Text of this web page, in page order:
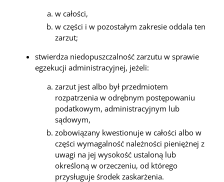
w całości,
w części i w pozostałym zakresie oddala ten
zarzut;
stwierdza niedopuszczalność zarzutu w sprawie
egzekucji administracyjnej, jeżeli:
zarzut jest albo był przedmiotem
rozpatrzenia w odrębnym postępowaniu
podatkowym, administracyjnym lub
sądowym,
zobowiązany kwestionuje w całości albo w
części wymagalność należności pieniężnej z
uwagi na jej wysokość ustaloną lub
określoną w orzeczeniu, od którego
przysługuje środek zaskarżenia.